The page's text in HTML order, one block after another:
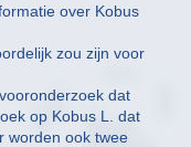
over Kobus
zou zijn voor
dat
op Kobus L. dat
worden ook twee